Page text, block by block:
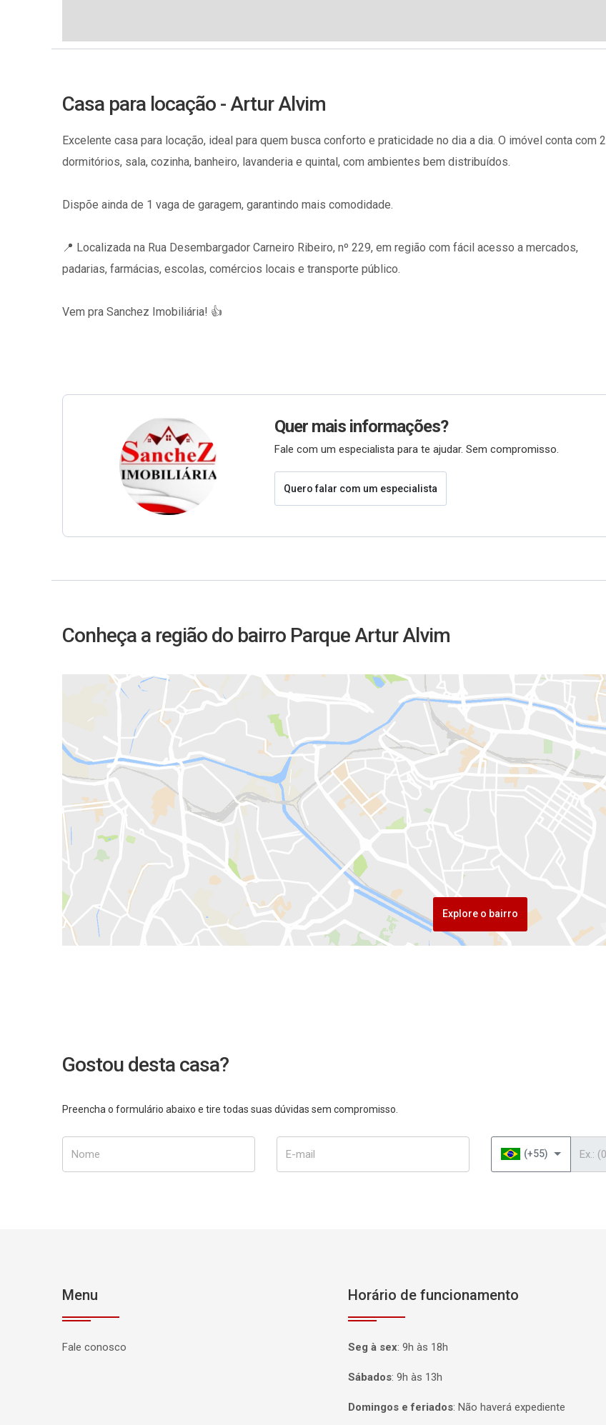
Casa para locação - Artur Alvim
Excelente casa para locação, ideal para quem busca conforto e praticidade no dia a dia. O imóvel conta com 2
dormitórios, sala, cozinha, banheiro, lavanderia e quintal, com ambientes bem distribuídos.
Dispõe ainda de 1 vaga de garagem, garantindo mais comodidade.
📍 Localizada na Rua Desembargador Carneiro Ribeiro, nº 229, em região com fácil acesso a mercados,
padarias, farmácias, escolas, comércios locais e transporte público.
Vem pra Sanchez Imobiliária! 👍
Quer mais informações?
Fale com um especialista para te ajudar. Sem compromisso.
Quero falar com um especialista
Conheça a região do bairro Parque Artur Alvim
Explore o bairro
Gostou desta casa?
Preencha o formulário abaixo e tire todas suas dúvidas sem compromisso.
(+55)
Menu
Fale conosco
Horário de funcionamento
Seg à sex: 9h às 18h
Sábados: 9h às 13h
Domingos e feriados: Não haverá expediente